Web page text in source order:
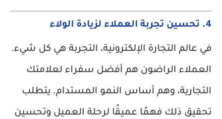
4. تحسين تجربة العملاء لزيادة الولاء
في عالم التجارة الإلكترونية، التجربة هي كل شيء.
العملاء الراضون هم أفضل سفراء لعلامتك
التجارية، وهم أساس النمو المستدام. يتطلب
تحقيق ذلك فهمًا عميقًا لرحلة العميل وتحسين